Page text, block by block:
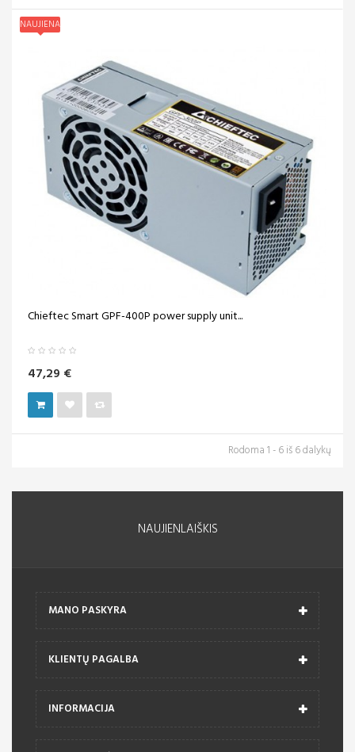
NAUJIENA
Chieftec Smart GPF-400P power supply unit...
47,29 €
Rodoma 1 - 6 iš 6 dalykų
NAUJIENLAIŠKIS
MANO PASKYRA
KLIENTŲ PAGALBA
INFORMACIJA